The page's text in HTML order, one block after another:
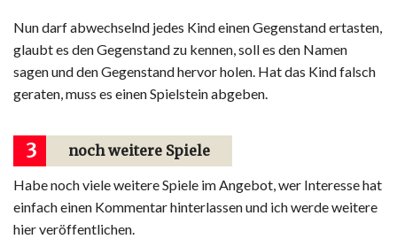
Nun darf abwechselnd jedes Kind einen Gegenstand ertasten,
glaubt es den Gegenstand zu kennen, soll es den Namen
sagen und den Gegenstand hervor holen. Hat das Kind falsch
geraten, muss es einen Spielstein abgeben.
3 noch weitere Spiele
Habe noch viele weitere Spiele im Angebot, wer Interesse hat
einfach einen Kommentar hinterlassen und ich werde weitere
hier veröffentlichen.